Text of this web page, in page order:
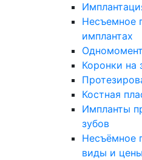
Несъемное
имплантах
Коронки на
Костная
Импланты
зубов
Несъёмное
виды и цены